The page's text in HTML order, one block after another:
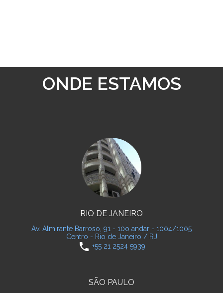
ONDE ESTAMOS
RIO DE JANEIRO
Av. Almirante Barroso, 91 - 10o andar - 1004/1005
Centro - Rio de Janeiro / RJ
phone +55 21 2524 5939
SÃO PAULO